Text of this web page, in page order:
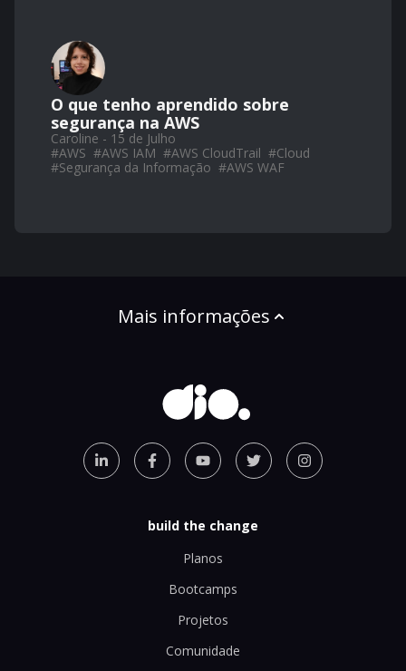
O que tenho aprendido sobre
segurança na AWS
Caroline - 15 de Julho
#AWS #AWS IAM #AWS CloudTrail #Cloud
#Segurança da Informação #AWS WAF
Mais informações
build the change
Planos
Bootcamps
Projetos
Comunidade